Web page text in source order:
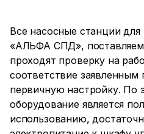
Все насосные станции
«АЛЬФА СПД»,
проходят проверку на
соответствие заявленным
первичную настройку. По
оборудование является
использованию,